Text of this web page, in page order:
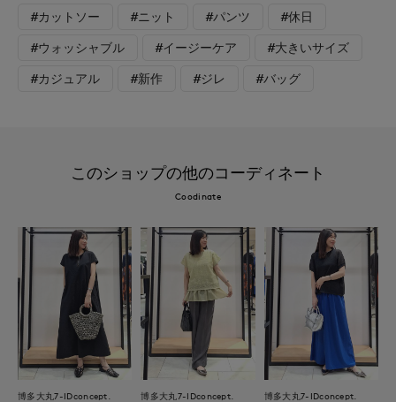
#カットソー #ニット #パンツ #休日
#ウォッシャブル #イージーケア #大きいサイズ
#カジュアル #新作 #ジレ #バッグ
このショップの他のコーディネート
Coodinate
博多大丸7-IDconcept. 博多大丸7-IDconcept. 博多大丸7-IDconcept.